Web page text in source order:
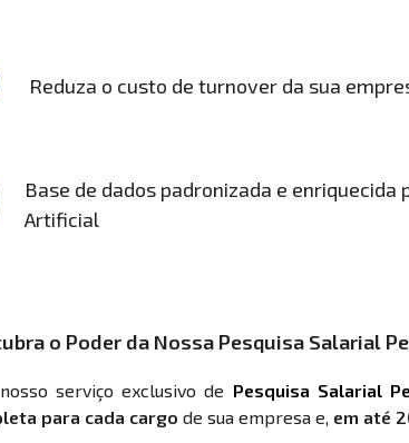
Reduza o custo de turnover da sua
Base de dados padronizada e enriquecida
Artificial
o Poder da Nossa Pesquisa Salarial
serviço exclusivo de Pesquisa Salarial
para cada cargo de sua empresa e, em até